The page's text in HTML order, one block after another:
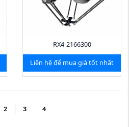
RX4-2166300
Liên hệ để mua giá tốt nhất
2 3 4